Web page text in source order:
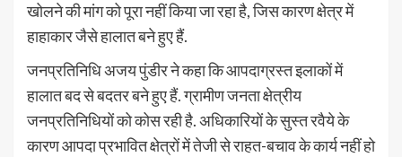
खोलने की मांग को पूरा नहीं किया जा रहा है, जिस कारण क्षेत्र में
हाहाकार जैसे हालात बने हुए हैं.
जनप्रतिनिधि अजय पुंडीर ने कहा कि आपदाग्रस्त इलाकों में
हालात बद से बदतर बने हुए हैं. ग्रामीण जनता क्षेत्रीय
जनप्रतिनिधियों को कोस रही है. अधिकारियों के सुस्त रवैये के
कारण आपदा प्रभावित क्षेत्रों में तेजी से राहत-बचाव के कार्य नहीं हो